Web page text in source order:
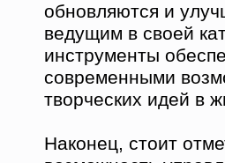
обновляются и
ведущим в своей
инструменты
современными
творческих идей в
Наконец, стоит